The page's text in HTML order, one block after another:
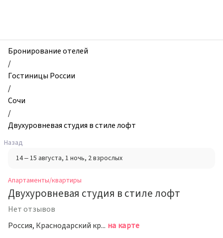
и
квартиры,
Двухуровневая
студия
в
стиле
лофт,
Сочи,
Россия
Бронирование отелей
/
Гостиницы России
/
Сочи
/
Двухуровневая студия в стиле лофт
Назад
14 – 15 августа, 1 ночь, 2 взрослых
Апартаменты/квартиры
Двухуровневая студия в стиле лофт
Нет отзывов
Россия, Краснодарский край, Сочи, микрорайон Центральный, Навагинская улица, 11А на карте